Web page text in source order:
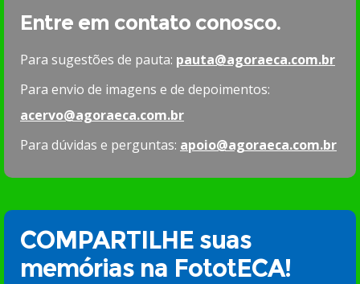
Entre em contato conosco.
Para sugestões de pauta: pauta@agoraeca.com.br
Para envio de imagens e de depoimentos:
acervo@agoraeca.com.br
Para dúvidas e perguntas: apoio@agoraeca.com.br
COMPARTILHE suas
memórias na FototECA!